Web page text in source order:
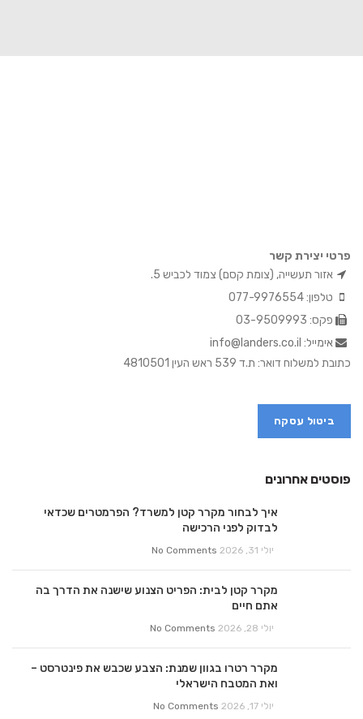
פרטי יצירת קשר
אזור תעשייה, (צומת קסם) צמוד לכביש 5.
טלפון: 077-9976554
פקס: 03-9509993
אימייל: info@landers.co.il
כתובת למשלוח דואר: ת.ד 539 ראש העין 4810501
ביטול עסקה
פוסטים אחרונים
איך לבחור מקרר קטן למשרד? הפרמטרים שכדאי
לבדוק לפני הרכישה
יולי 31, 2026 No Comments
מקרר קטן לבית: הפריט הצנוע שישנה את הדרך בה
אתם חיים
יולי 28, 2026 No Comments
מקרר רטרו בגוון שמנת: הצבע שכבש את פינטרסט –
ואת המטבח הישראלי
יולי 17, 2026 No Comments